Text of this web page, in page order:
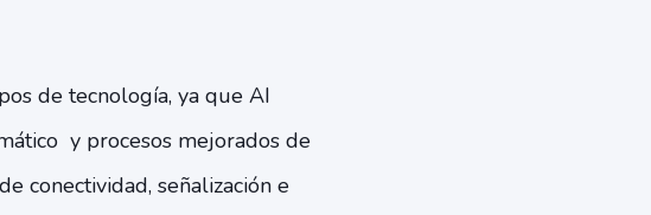
de tecnología, ya que AI
y procesos mejorados de
conectividad, señalización e